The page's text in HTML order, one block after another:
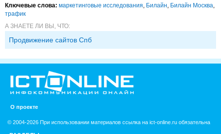
Ключевые слова: маркетинговые исследования, Билайн, Билайн Москва,
трафик
А ЗНАЕТЕ ЛИ ВЫ, ЧТО:
Продвижение сайтов Спб
О проекте
© 2004-2026 При использовании материалов ссылка на ict-online.ru обязательна